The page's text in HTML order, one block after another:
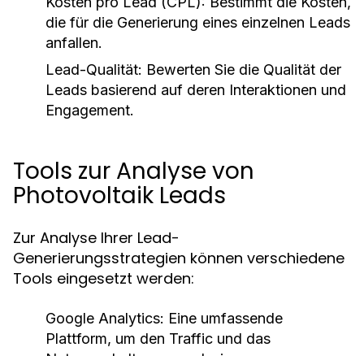
die für die Generierung eines einzelnen Leads
anfallen.
Lead-Qualität: Bewerten Sie die Qualität der
Leads basierend auf deren Interaktionen und
Engagement.
Tools zur Analyse von
Photovoltaik Leads
Zur Analyse Ihrer Lead-
Generierungsstrategien können verschiedene
Tools eingesetzt werden:
Google Analytics: Eine umfassende
Plattform, um den Traffic und das